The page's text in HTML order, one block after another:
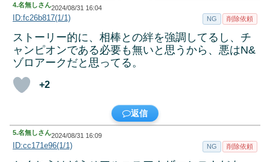
4.名無しさん2024/08/31 16:04
ID:fc26b817(1/1) NG 削除依頼
ストーリー的に、相棒との絆を強調してるし、チ
ャンピオンである必要も無いと思うから、悪はN&
ゾロアークだと思ってる。
+2
返信
5.名無しさん2024/08/31 16:09
ID:cc171e96(1/1) NG 削除依頼